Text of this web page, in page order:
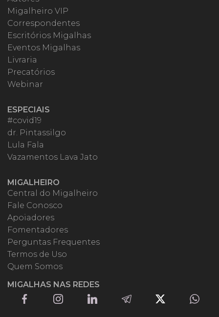
Migalheiro VIP
Correspondentes
Escritórios Migalhas
Eventos Migalhas
Livraria
Precatórios
Webinar
ESPECIAIS
#covid19
dr. Pintassilgo
Lula Fala
Vazamentos Lava Jato
MIGALHEIRO
Central do Migalheiro
Fale Conosco
Apoiadores
Fomentadores
Perguntas Frequentes
Termos de Uso
Quem Somos
MIGALHAS NAS REDES